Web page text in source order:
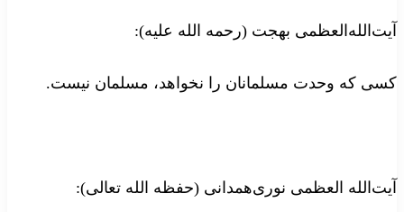
آیت‌الله‌العظمی بهجت (رحمه الله علیه):
کسی که وحدت مسلمانان را نخواهد، مسلمان نیست.
آیت‌الله العظمی نوری‌همدانی (حفظه الله تعالی):